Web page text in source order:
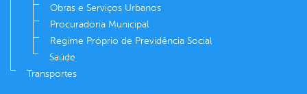
Obras e Serviços Urbanos
Procuradoria Municipal
Regime Próprio de Previdência Social
Saúde
Transportes